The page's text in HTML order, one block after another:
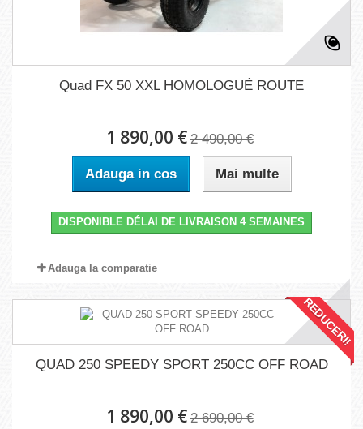
Quad FX 50 XXL HOMOLOGUÉ ROUTE
1 890,00 € 2 490,00 €
Adauga in cos Mai multe
DISPONIBLE DÉLAI DE LIVRAISON 4 SEMAINES
Adauga la comparatie
REDUCERI!
QUAD 250 SPEEDY SPORT 250CC OFF ROAD
1 890,00 € 2 690,00 €